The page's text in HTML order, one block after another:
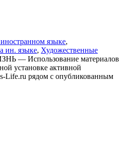
языке,
ин. языке, Художественные
— Использование материалов
установке активной
Life.ru рядом с опубликованным